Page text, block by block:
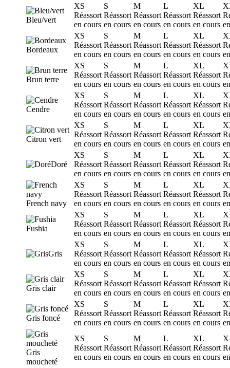
Bleu/vert
XS
Réassort
en cours
S
Réassort
en cours
M
Réassort
en cours
L
Réassort
en cours
XL
Réassort
en cours
Bordeaux
XS
Réassort
en cours
S
Réassort
en cours
M
Réassort
en cours
L
Réassort
en cours
XL
Réassort
en cours
Brun terre
XS
Réassort
en cours
S
Réassort
en cours
M
Réassort
en cours
L
Réassort
en cours
XL
Réassort
en cours
Cendre
XS
Réassort
en cours
S
Réassort
en cours
M
Réassort
en cours
L
Réassort
en cours
XL
Réassort
en cours
Citron vert
XS
Réassort
en cours
S
Réassort
en cours
M
Réassort
en cours
L
Réassort
en cours
XL
Réassort
en cours
Doré
XS
Réassort
en cours
S
Réassort
en cours
M
Réassort
en cours
L
Réassort
en cours
XL
Réassort
en cours
French navy
XS
Réassort
en cours
S
Réassort
en cours
M
Réassort
en cours
L
Réassort
en cours
XL
Réassort
en cours
Fushia
XS
Réassort
en cours
S
Réassort
en cours
M
Réassort
en cours
L
Réassort
en cours
XL
Réassort
en cours
Gris
XS
Réassort
en cours
S
Réassort
en cours
M
Réassort
en cours
L
Réassort
en cours
XL
Réassort
en cours
Gris clair
XS
Réassort
en cours
S
Réassort
en cours
M
Réassort
en cours
L
Réassort
en cours
XL
Réassort
en cours
Gris foncé
XS
Réassort
en cours
S
Réassort
en cours
M
Réassort
en cours
L
Réassort
en cours
XL
Réassort
en cours
Gris
moucheté
XS
Réassort
en cours
S
Réassort
en cours
M
Réassort
en cours
L
Réassort
en cours
XL
Réassort
en cours